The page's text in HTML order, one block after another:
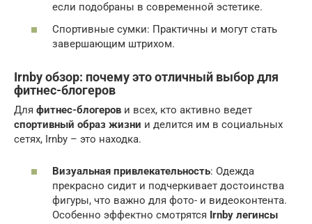
если подобраны в современной эстетике.
Спортивные сумки: Практичны и могут стать
завершающим штрихом.
Irnby обзор: почему это отличный выбор для
фитнес-блогеров
Для фитнес-блогеров и всех, кто активно ведет
спортивный образ жизни и делится им в социальных
сетях, Irnby – это находка.
Визуальная привлекательность: Одежда
прекрасно сидит и подчеркивает достоинства
фигуры, что важно для фото- и видеоконтента.
Особенно эффектно смотрятся Irnby легинсы